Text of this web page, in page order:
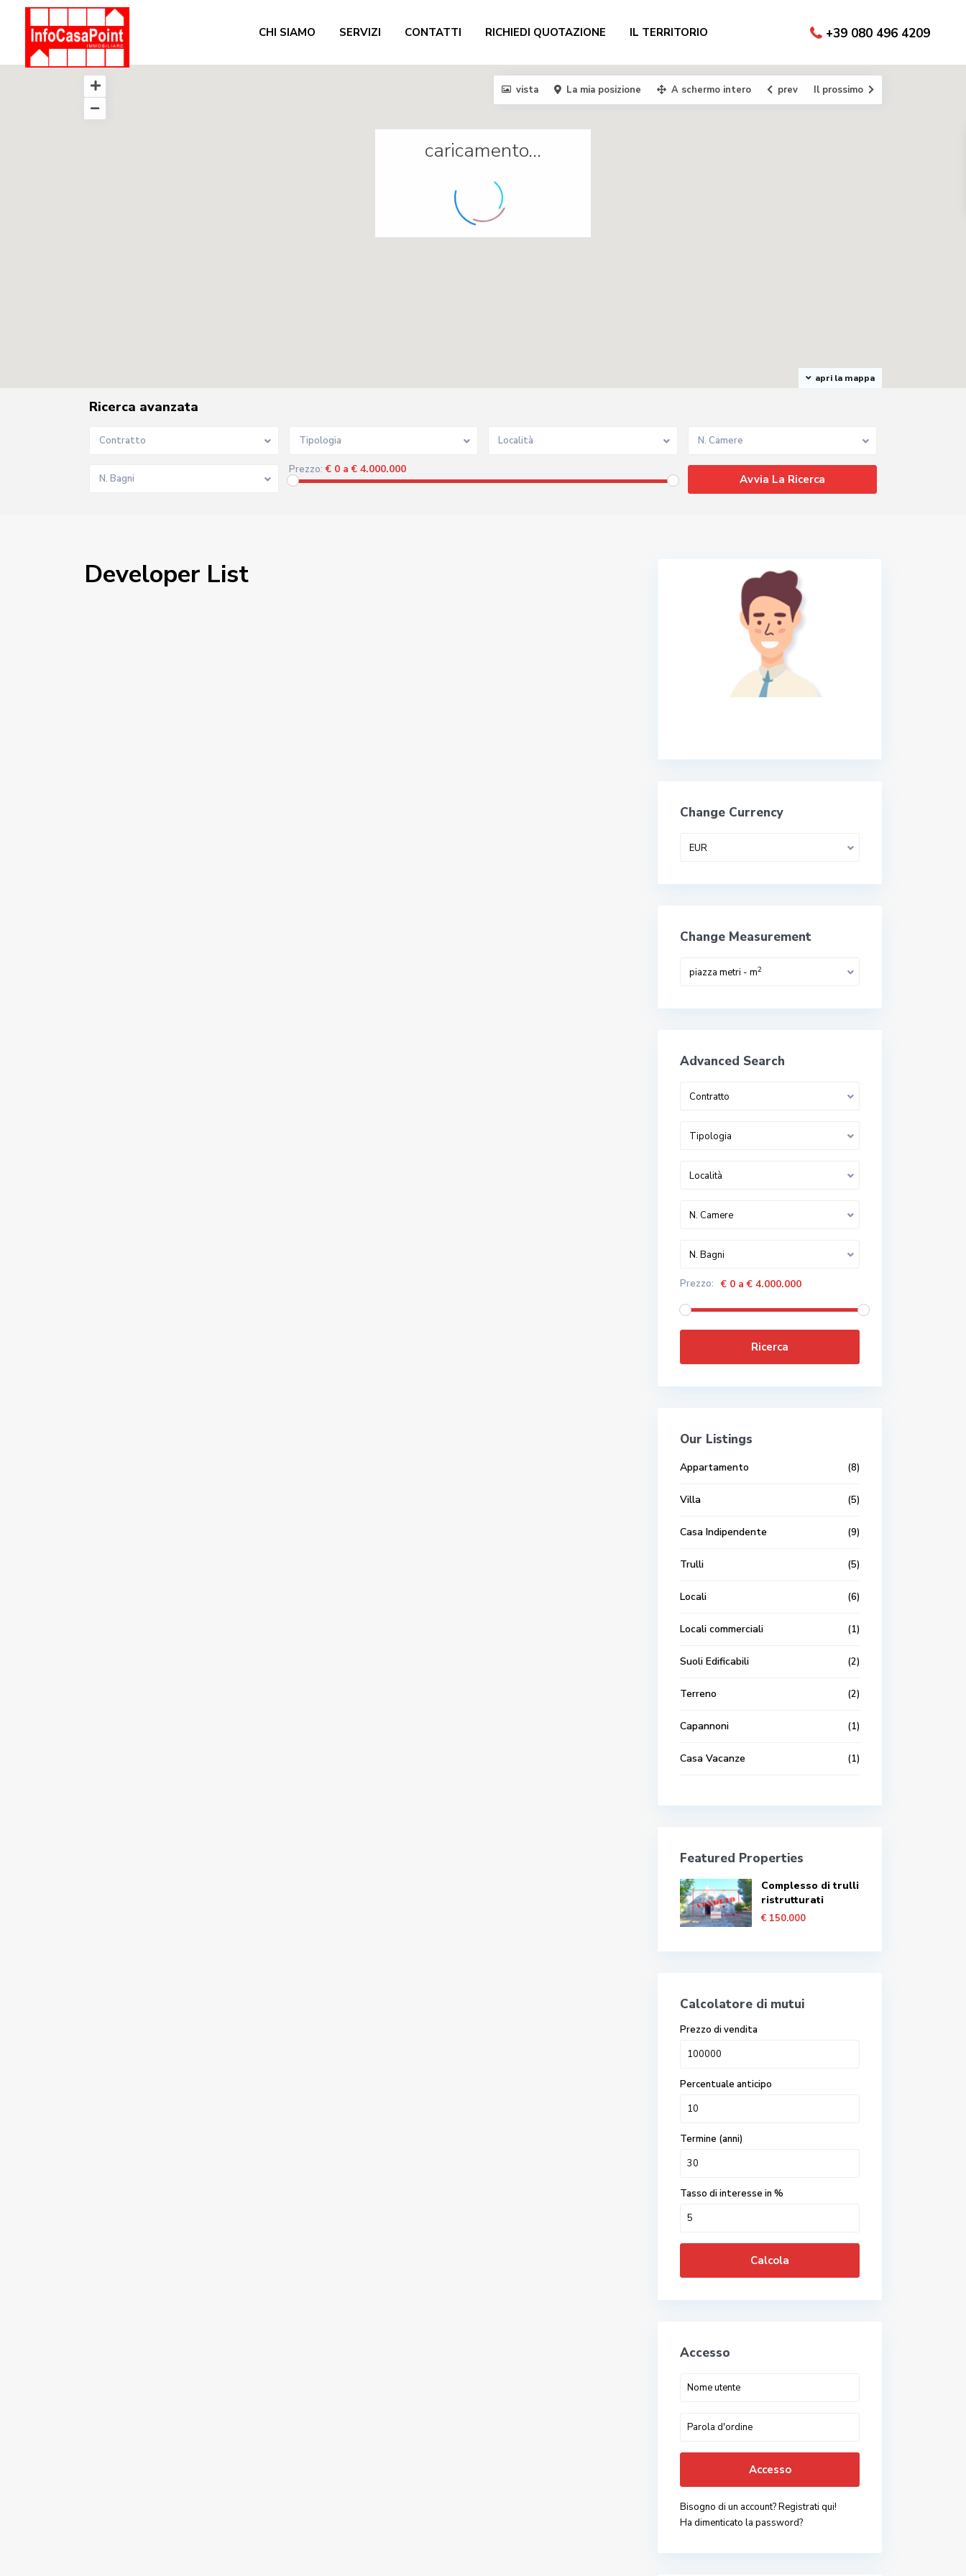
+39 080 496 4209
CHI SIAMO SERVIZI CONTATTI RICHIEDI QUOTAZIONE IL TERRITORIO
caricamento...
apri la mappa
vista La mia posizione A schermo intero prev Il prossimo
Ricerca avanzata
Contratto Tipologia Località N. Camere
N. Bagni
Prezzo: € 0 a € 4.000.000
Developer List
Change Currency
EUR
Change Measurement
piazza metri - m2
Advanced Search
Contratto
Tipologia
Località
N. Camere
N. Bagni
Prezzo: € 0 a € 4.000.000
Ricerca
Our Listings
Appartamento (8)
Villa (5)
Casa Indipendente (9)
Trulli (5)
Locali (6)
Locali commerciali (1)
Suoli Edificabili (2)
Terreno (2)
Capannoni (1)
Casa Vacanze (1)
Featured Properties
Complesso di trulli
ristrutturati
€ 150.000
Calcolatore di mutui
Prezzo di vendita
Percentuale anticipo
Termine (anni)
Tasso di interesse in %
Calcola
Accesso
Accesso
Bisogno di un account? Registrati qui!
Ha dimenticato la password?